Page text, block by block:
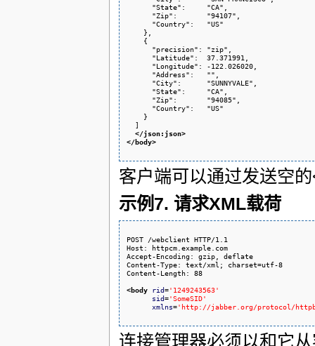
      "State":     "CA",
      "Zip":       "94107",
      "Country":   "US"
    },
    {
      "precision": "zip",
      "Latitude":  37.371991,
      "Longitude": -122.026020,
      "Address":   "",
      "City":      "SUNNYVALE",
      "State":     "CA",
      "Zip":       "94085",
      "Country":   "US"
    }
  ]
</json:json>
</body>
客户端可以通过发送空
示例7. 请求XML载荷
POST /webclient HTTP/1.1
Host: httpcm.example.com
Accept-Encoding: gzip, deflate
Content-Type: text/xml; charset=utf-8
Content-Length: 88
<body rid='1249243563'
sid='SomeSID'
xmlns='http://jabber.org/protocol/
连接管理器必须以和它